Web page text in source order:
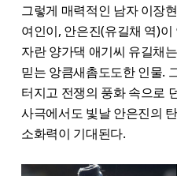
그렇게 매력적인 남자 이장
여인이, 안은진(유길채 역)
자란 양가댁 애기씨 유길채
믿는 앙큼새촘도도한 인물.
터지고 전쟁의 풍화 속으로
사극에서도 빛날 안은진의
소화력이 기대된다.